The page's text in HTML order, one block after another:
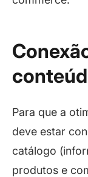
Para que a
deve estar
catálogo
produtos e